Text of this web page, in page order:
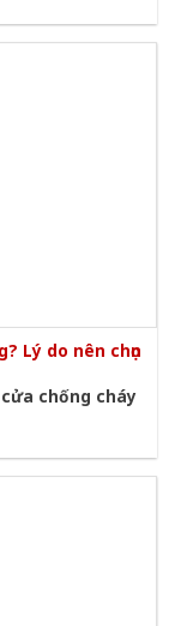
Lý do nên chọn
chống cháy